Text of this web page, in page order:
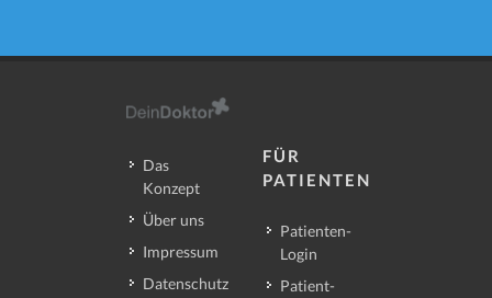
Das
Konzept
Über uns
Impressum
Datenschutz
FÜR
PATIENTEN
Patienten-
Login
Patient-